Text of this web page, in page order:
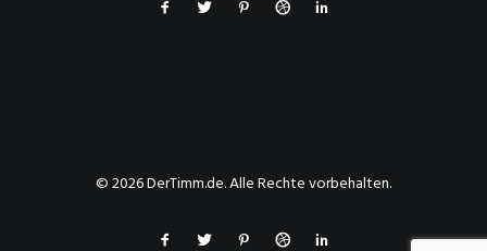
© 2026 DerTimm.de. Alle Rechte vorbehalten.